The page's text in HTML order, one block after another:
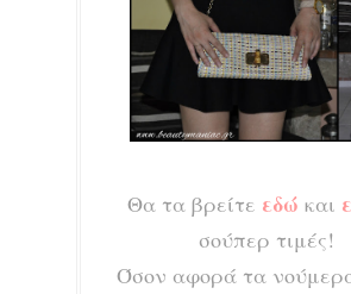
Θα τα βρείτε εδώ και
σούπερ τιμές!
Όσον αφορά τα